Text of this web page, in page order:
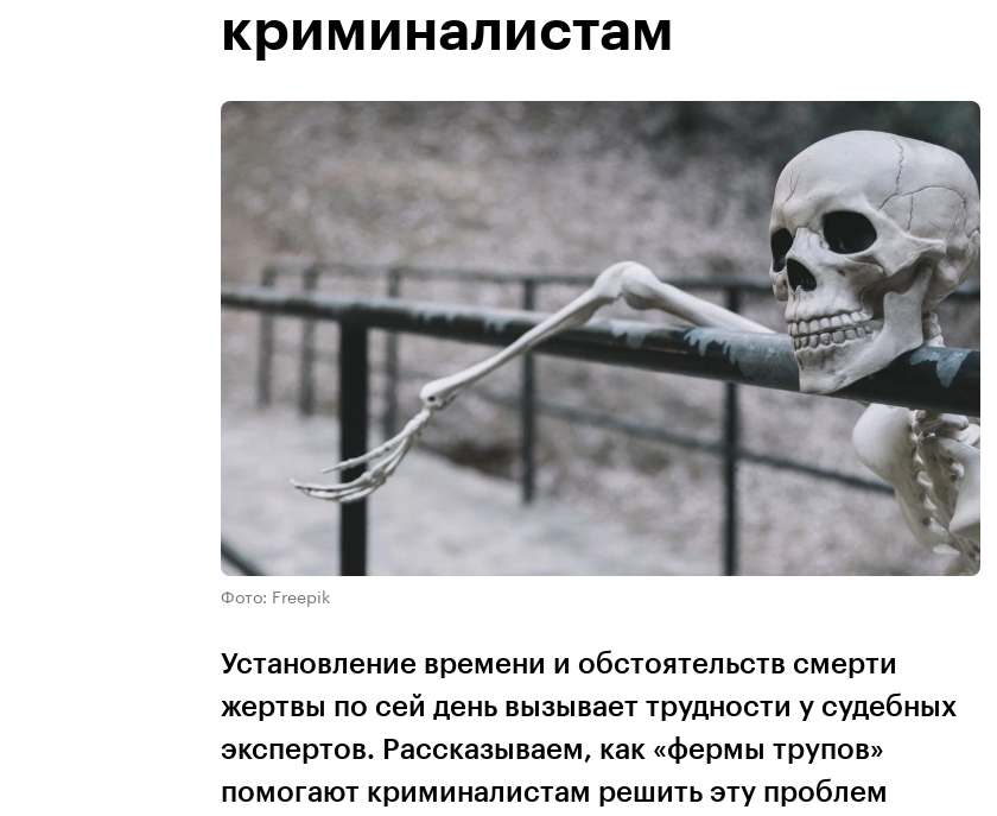
криминалистам
Фото: Freepik
Установление времени и обстоятельств смерти
жертвы по сей день вызывает трудности у судебных
экспертов. Рассказываем, как «фермы трупов»
помогают криминалистам решить эту проблем